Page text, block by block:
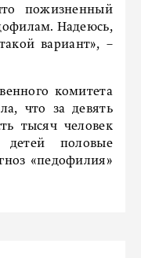
пожизненный
Надеюсь,
вариант», –
комитета
что за девять
тысяч человек
половые
«педофилия»